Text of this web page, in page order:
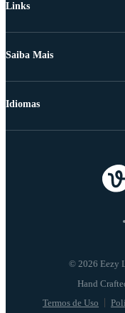
Links
Saiba Mais
© 2026 Eezy
Termos de Uso
Idiomas